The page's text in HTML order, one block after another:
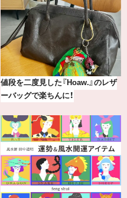
冷凍宅配食【nosh-ナッシュ】で叶
える、がんばる私の「がん…